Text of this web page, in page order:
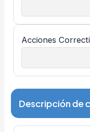
Acciones
Descripción de